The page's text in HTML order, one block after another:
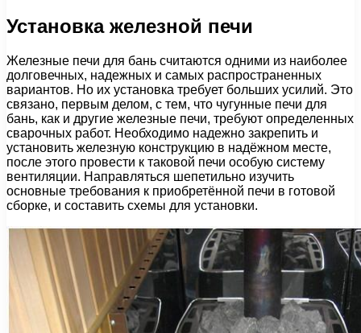
Установка железной печи
Железные печи для бань считаются одними из наиболее
долговечных, надежных и самых распространенных
вариантов. Но их установка требует больших усилий. Это
связано, первым делом, с тем, что чугунные печи для
бань, как и другие железные печи, требуют определенных
сварочных работ. Необходимо надежно закрепить и
установить железную конструкцию в надёжном месте,
после этого провести к таковой печи особую систему
вентиляции. Направляться шепетильно изучить
основные требования к приобретённой печи в готовой
сборке, и составить схемы для установки.